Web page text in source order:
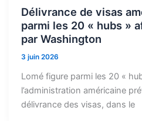
Délivrance de visas
parmi les 20 « hubs »
par Washington
3 juin 2026
Lomé figure parmi les 20 «
l’administration américaine
délivrance des visas, dans le